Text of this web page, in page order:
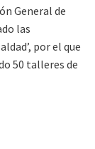
General de
las
por el que
50 talleres de